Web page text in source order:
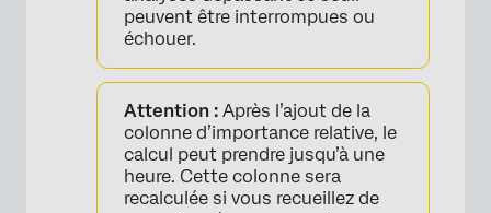
peuvent être interrompues ou
échouer.
Attention : Après l’ajout de la
colonne d’importance relative, le
calcul peut prendre jusqu’à une
heure. Cette colonne sera
recalculée si vous recueillez de